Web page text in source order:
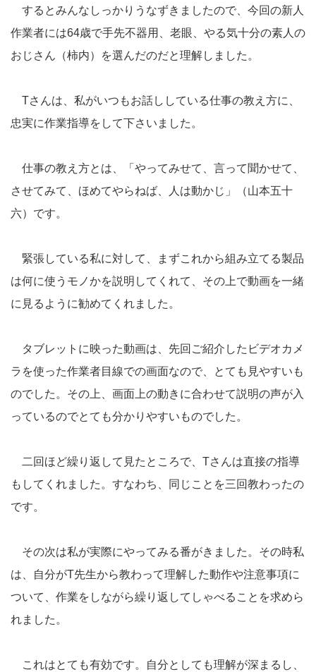
するとみんなしっかりうなずきましたので、今回の新人
作業者には64歳で手先不器用、老眼、やる気十分の素人の
おじさん（柿内）を選んだのだと理解しました。
Tさんは、私がいつもお話ししている仕事の教え方に、
忠実に作業指導をして下さいました。
仕事の教え方とは、「やってみせて、言って聞かせて、
させてみて、ほめてやらねば、人は動かじ」（山本五十
六）です。
緊張している私に対して、まずこれから組み立てる製品
は何に使うモノかを説明してくれて、その上で動画を一緒
に見るように勧めてくれました。
タブレットに映った動画は、先回ご紹介したビデオカメ
ラを使った作業者目線での画面なので、とても見やすいも
のでした。その上、画面上の動きに合わせて説明の声が入
っているのでとても分かりやすいものでした。
二回ほど繰り返して見たところで、Tさんは直接の指導
もしてくれました。すなわち、同じことを三回教わったの
です。
その次は私が実際にやってみる番がきました。その時私
は、自分がT先生から教わって理解した動作や注意事項に
ついて、作業をしながら繰り返してしゃべることを求めら
れました。
これはとても有効です。自分としても理解が深まるし、